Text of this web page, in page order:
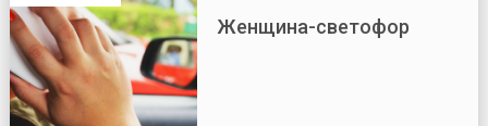
Женщина-светофор